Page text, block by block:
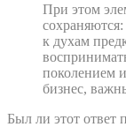
При этом
к духам
поколением
бизнес,
Был ли этот ответ